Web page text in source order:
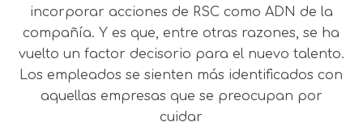
incorporar acciones de RSC como ADN de la
compañía. Y es que, entre otras razones, se ha
vuelto un factor decisorio para el nuevo talento.
Los empleados se sienten más identificados con
aquellas empresas que se preocupan por
cuidar